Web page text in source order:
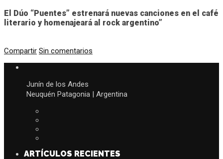
El Dúo “Puentes” estrenará nuevas canciones en el café
literario y homenajeará al rock argentino”
Compartir Sin comentarios
Junín de los Andes
Neuquén Patagonia | Argentina
ARTÍCULOS RECIENTES